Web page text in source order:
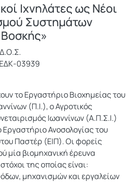
Ιχνηλάτες ως Νέοι
Συστημάτων
03939
το Εργαστήριο Βιοχημείας του
(Π.Ι.), ο Αγροτικός
Ιωαννίνων (Α.Π.Σ.Ι.)
Ανοσολογίας του
Παστέρ (ΕΙΠ). Οι φορείς
μία βιομηχανική έρευνα
της οποίας είναι:
μηχανισμών και εργαλείων